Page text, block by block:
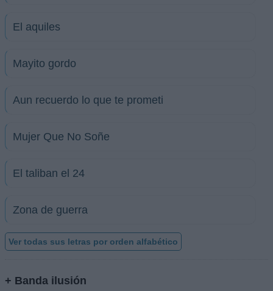
El aquiles
Mayito gordo
Aun recuerdo lo que te prometi
Mujer Que No Soñe
El taliban el 24
Zona de guerra
Ver todas sus letras por orden alfabético
+ Banda ilusión